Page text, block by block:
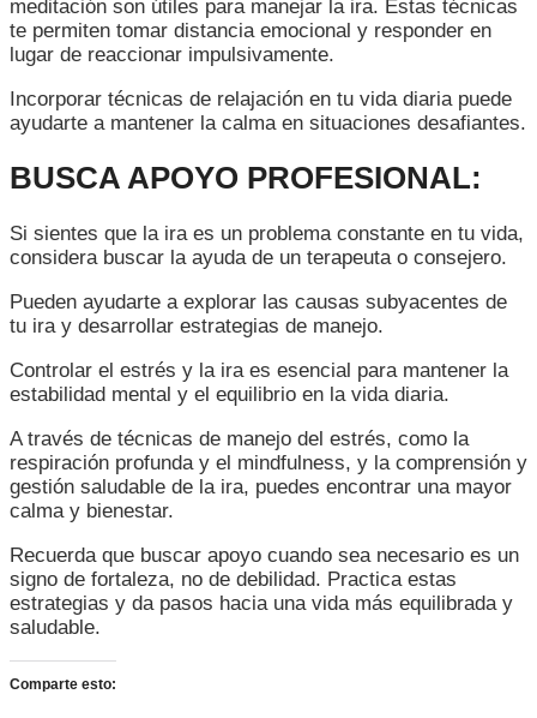
meditación son útiles para manejar la ira. Estas técnicas
te permiten tomar distancia emocional y responder en
lugar de reaccionar impulsivamente.
Incorporar técnicas de relajación en tu vida diaria puede
ayudarte a mantener la calma en situaciones desafiantes.
BUSCA APOYO PROFESIONAL:
Si sientes que la ira es un problema constante en tu vida,
considera buscar la ayuda de un terapeuta o consejero.
Pueden ayudarte a explorar las causas subyacentes de
tu ira y desarrollar estrategias de manejo.
Controlar el estrés y la ira es esencial para mantener la
estabilidad mental y el equilibrio en la vida diaria.
A través de técnicas de manejo del estrés, como la
respiración profunda y el mindfulness, y la comprensión y
gestión saludable de la ira, puedes encontrar una mayor
calma y bienestar.
Recuerda que buscar apoyo cuando sea necesario es un
signo de fortaleza, no de debilidad. Practica estas
estrategias y da pasos hacia una vida más equilibrada y
saludable.
Comparte esto: